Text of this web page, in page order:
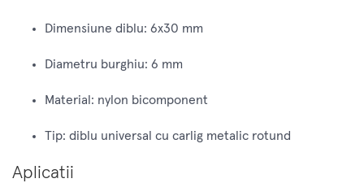
Dimensiune diblu: 6x30 mm
Diametru burghiu: 6 mm
Material: nylon bicomponent
Tip: diblu universal cu carlig metalic rotund
Aplicatii